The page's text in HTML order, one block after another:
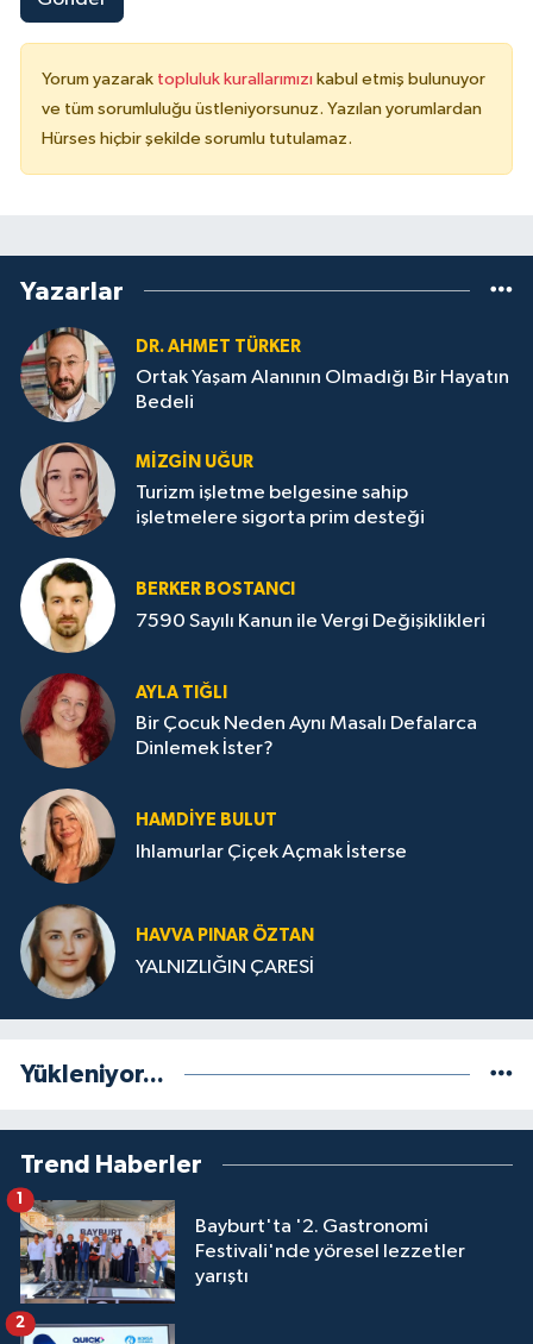
Yorum yazarak topluluk kurallarımızı kabul etmiş bulunuyor
ve tüm sorumluluğu üstleniyorsunuz. Yazılan yorumlardan
Hürses hiçbir şekilde sorumlu tutulamaz.
Yazarlar
DR. AHMET TÜRKER
Ortak Yaşam Alanının Olmadığı Bir Hayatın
Bedeli
MIZGIN UĞUR
Turizm işletme belgesine sahip
işletmelere sigorta prim desteği
BERKER BOSTANCI
7590 Sayılı Kanun ile Vergi Değişiklikleri
AYLA TIĞLI
Bir Çocuk Neden Aynı Masalı Defalarca
Dinlemek İster?
HAMDIYE BULUT
Ihlamurlar Çiçek Açmak İsterse
HAVVA PINAR ÖZTAN
YALNIZLIĞIN ÇARESİ
Yükleniyor...
Trend Haberler
Bayburt'ta '2. Gastronomi
Festivali'nde yöresel lezzetler
yarıştı
1
2